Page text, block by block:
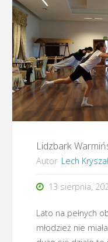
34.
Lidzbark
Autor Lech
13 sierpnia,
Lato na pełnych
młodzież nie